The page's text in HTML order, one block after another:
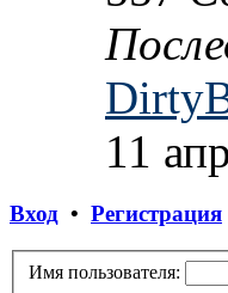
11
Вход • Регистрация
Имя пользователя: